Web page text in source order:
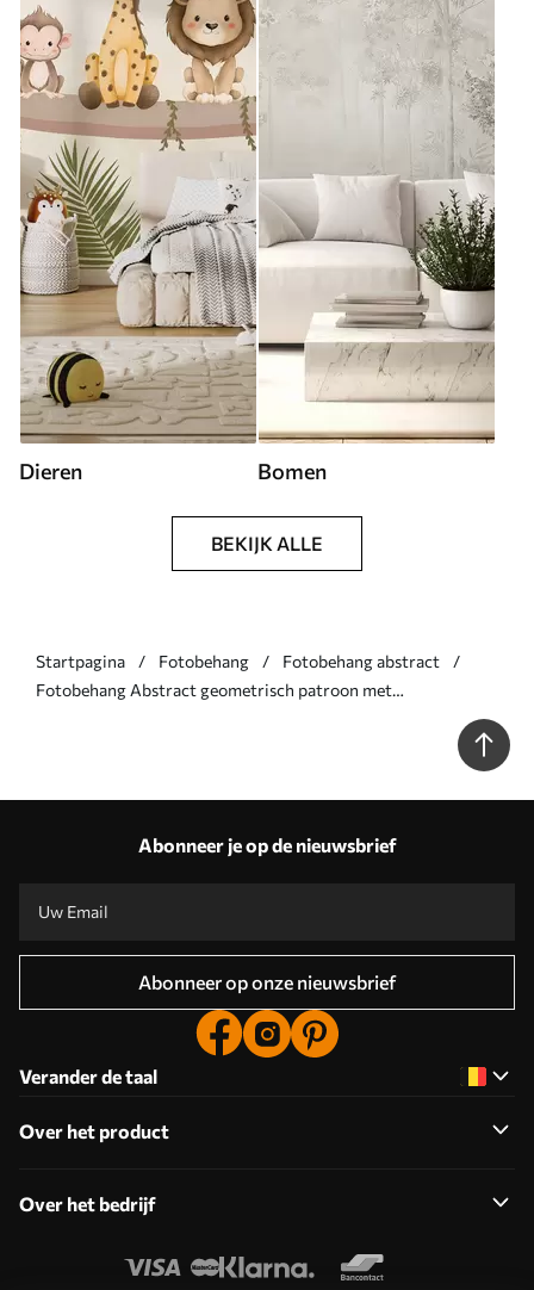
Dieren Bomen
BEKIJK ALLE
Startpagina Fotobehang
Fotobehang abstract
Fotobehang Abstract geometrisch patroon met
Abonneer je op de nieuwsbrief
Abonneer op onze nieuwsbrief
Verander de taal
Over het product
Over het bedrijf